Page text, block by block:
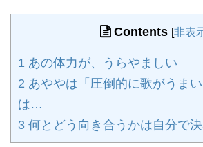
Contents [非表
1 あの体力が、うらやましい
2 あややは「圧倒的に歌がうま
は…
3 何とどう向き合うかは自分で